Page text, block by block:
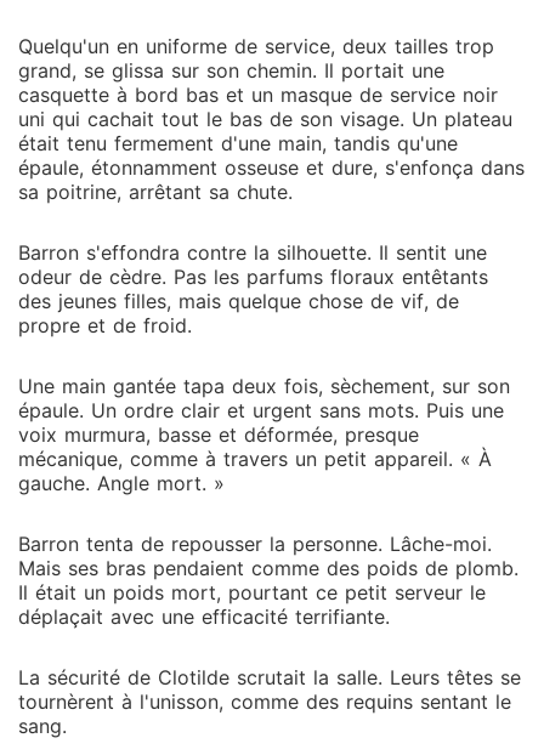
Quelqu'un en uniforme de service, deux tailles trop
grand, se glissa sur son chemin. Il portait une
casquette à bord bas et un masque de service noir
uni qui cachait tout le bas de son visage. Un plateau
était tenu fermement d'une main, tandis qu'une
épaule, étonnamment osseuse et dure, s'enfonça dans
sa poitrine, arrêtant sa chute.
Barron s'effondra contre la silhouette. Il sentit une
odeur de cèdre. Pas les parfums floraux entêtants
des jeunes filles, mais quelque chose de vif, de
propre et de froid.
Une main gantée tapa deux fois, sèchement, sur son
épaule. Un ordre clair et urgent sans mots. Puis une
voix murmura, basse et déformée, presque
mécanique, comme à travers un petit appareil. « À
gauche. Angle mort. »
Barron tenta de repousser la personne. Lâche-moi.
Mais ses bras pendaient comme des poids de plomb.
Il était un poids mort, pourtant ce petit serveur le
déplaçait avec une efficacité terrifiante.
La sécurité de Clotilde scrutait la salle. Leurs têtes se
tournèrent à l'unisson, comme des requins sentant le
sang.